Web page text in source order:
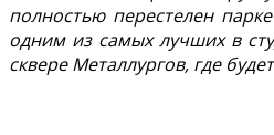
полностью перестелен
одним из самых лучших в
сквере Металлургов, где